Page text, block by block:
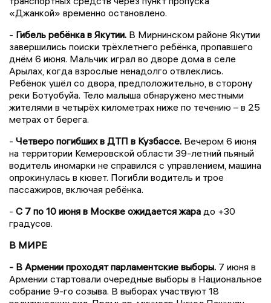
«Джанкой» временно остановлено.
- Гибель ребёнка в Якутии. В Мирнинском районе Якутии
завершились поиски трёхлетнего ребёнка, пропавшего
днём 6 июня. Мальчик играл во дворе дома в селе
Арылах, когда взрослые ненадолго отвлеклись.
Ребёнок ушёл со двора, предположительно, в сторону
реки Ботуобуйа. Тело малыша обнаружено местными
жителями в четырёх километрах ниже по течению – в 25
метрах от берега.
- Четверо погибших в ДТП в Кузбассе. Вечером 6 июня
на территории Кемеровской области 39-летний пьяный
водитель иномарки не справился с управлением, машина
опрокинулась в кювет. Погибли водитель и трое
пассажиров, включая ребёнка.
- С 7 по 10 июня в Москве ожидается жара до +30
градусов.
В МИРЕ
- В Армении проходят парламентские выборы. 7 июня в
Армении стартовали очередные выборы в Национальное
собрание 9-го созыва. В выборах участвуют 18